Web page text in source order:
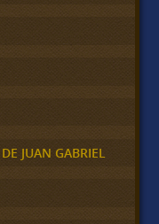
JUAN GABRIEL